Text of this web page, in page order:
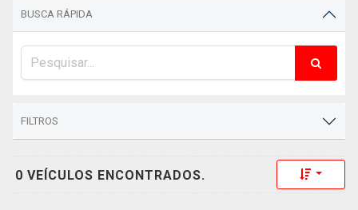
BUSCA RÁPIDA
FILTROS
0 VEÍCULOS ENCONTRADOS. Toggle